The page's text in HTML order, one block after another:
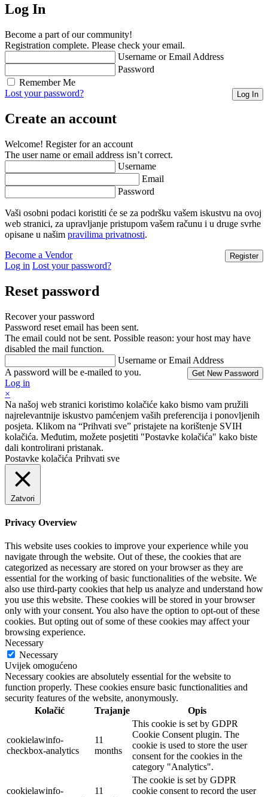
Log In
Become a part of our community!
Registration complete. Please check your email.
Username or Email Address
Password
Remember Me
Lost your password?
Create an account
Welcome! Register for an account
The user name or email address isn’t correct.
Username
Email
Password
Vaši osobni podaci koristiti će se za podršku vašem iskustvu na ovoj
web stranici, za upravljanje pristupom vašem računu i u druge svrhe
opisane u našim pravilima privatnosti.
Become a Vendor
Log in Lost your password?
Reset password
Recover your password
Password reset email has been sent.
The email could not be sent. Possible reason: your host may have
disabled the mail function.
Username or Email Address
A password will be e-mailed to you.
Log in
×
Na našoj web stranici koristimo kolačiće kako bismo vam pružili
najrelevantnije iskustvo pamćenjem vaših preferencija i ponovljenih
posjeta. Klikom na “Prihvati sve” pristajete na korištenje SVIH
kolačića. Međutim, možete posjetiti "Postavke kolačića" kako biste
dali kontrolirani pristanak.
Postavke kolačića Prihvati sve
Zatvori
Privacy Overview
This website uses cookies to improve your experience while you
navigate through the website. Out of these, the cookies that are
categorized as necessary are stored on your browser as they are
essential for the working of basic functionalities of the website. We
also use third-party cookies that help us analyze and understand how
you use this website. These cookies will be stored in your browser
only with your consent. You also have the option to opt-out of these
cookies. But opting out of some of these cookies may affect your
browsing experience.
Necessary
Necessary
Uvijek omogućeno
Necessary cookies are absolutely essential for the website to
function properly. These cookies ensure basic functionalities and
security features of the website, anonymously.
Kolačić
Trajanje Opis
cookielawinfo-
checkbox-analytics
11
months
This cookie is set by GDPR
Cookie Consent plugin. The
cookie is used to store the user
consent for the cookies in the
category "Analytics".
cookielawinfo-
11
The cookie is set by GDPR
cookie consent to record the user